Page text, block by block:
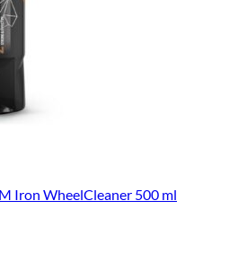
Iron WheelCleaner 500 ml